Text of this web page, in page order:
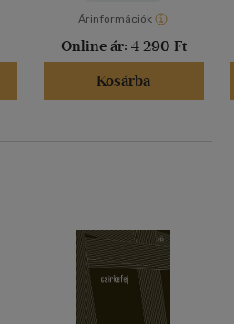
Árinformációk
Online ár: 4 290 Ft
Kosárba